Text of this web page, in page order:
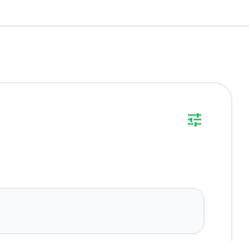
tune